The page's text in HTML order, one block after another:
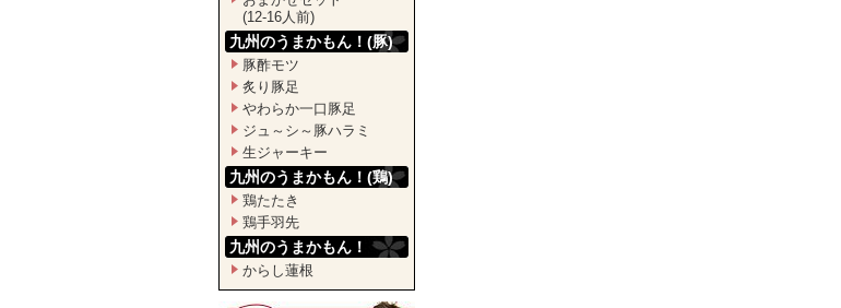
(12-16人前)
九州のうまかもん！(豚)
豚酢モツ
炙り豚足
やわらか一口豚足
ジュ～シ～豚ハラミ
生ジャーキー
九州のうまかもん！(鶏)
鶏たたき
鶏手羽先
九州のうまかもん！
からし蓮根